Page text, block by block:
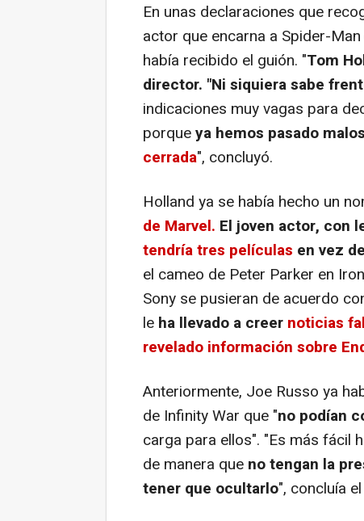
En unas declaraciones que
actor que encarna a Spider-Man
había recibido el guión. "Tom
director. "Ni siquiera sabe
indicaciones muy vagas para
porqueya hemos pasado
cerrada", concluyó.
Holland ya se había hecho un
de Marvel. El joven actor, con
tendría tres películas en vez
el cameo de Peter Parker en
Sony se pusieran de acuerdo
le ha llevado a creer noticias
revelado información sobre
Anteriormente, Joe Russo ya
de Infinity War que "no podían
carga para ellos". "Es más fácil
de manera que no tengan la
tener que ocultarlo", concluía